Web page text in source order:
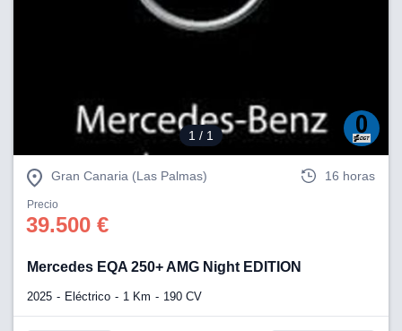
1 / 1
Gran Canaria (Las Palmas) 16 horas
Precio
39.500 €
Mercedes EQA 250+ AMG Night EDITION
2025 Eléctrico 1 Km 190 CV